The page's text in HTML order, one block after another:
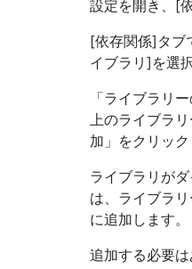
設定を開き、[
[依存関係]タブ
イブラリ]を選
「ライブラリ
上のライブラ
加」をクリック
ライブラリが
は、ライブラ
に追加します。
追加する必要は